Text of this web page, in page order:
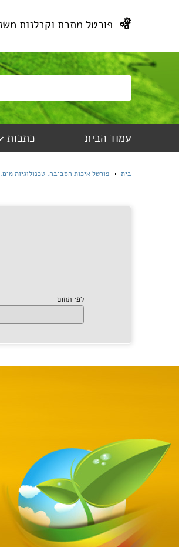
פורטל מתכת וקבלנות
עמוד הבית כתבות
בית פורטל איכות הסביבה, טכנולוגיות
לפי תחום